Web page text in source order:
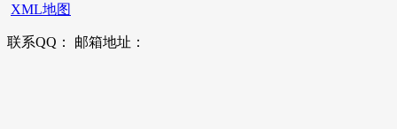
XML地图
联系QQ： 邮箱地址：